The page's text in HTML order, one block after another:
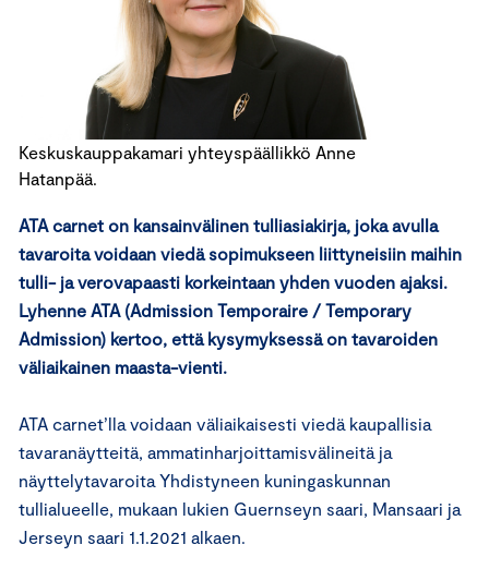
Keskuskauppakamari yhteyspäällikkö Anne
Hatanpää.
ATA carnet on kansainvälinen tulliasiakirja, joka avulla
tavaroita voidaan viedä sopimukseen liittyneisiin maihin
tulli- ja verovapaasti korkeintaan yhden vuoden ajaksi.
Lyhenne ATA (Admission Temporaire / Temporary
Admission) kertoo, että kysymyksessä on tavaroiden
väliaikainen maasta-vienti.
ATA carnet’lla voidaan väliaikaisesti viedä kaupallisia
tavaranäytteitä, ammatinharjoittamisvälineitä ja
näyttelytavaroita Yhdistyneen kuningaskunnan
tullialueelle, mukaan lukien Guernseyn saari, Mansaari ja
Jerseyn saari 1.1.2021 alkaen.